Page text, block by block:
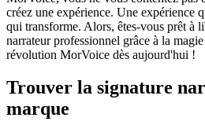
créez une expérience. Une expérience
qui transforme. Alors, êtes-vous prêt à
narrateur professionnel grâce à la
révolution MorVoice dès aujourd'hui !
Trouver la signature
marque